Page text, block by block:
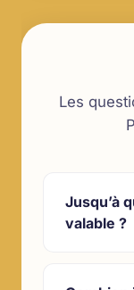
Les
Jusqu’à
valable ?